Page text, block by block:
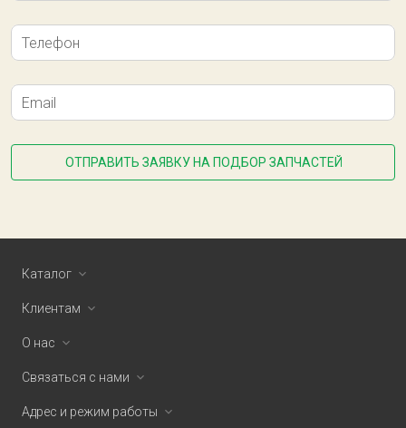
Телефон
Email
ОТПРАВИТЬ ЗАЯВКУ НА ПОДБОР ЗАПЧАСТЕЙ
Каталог
Клиентам
О нас
Связаться с нами
Адрес и режим работы